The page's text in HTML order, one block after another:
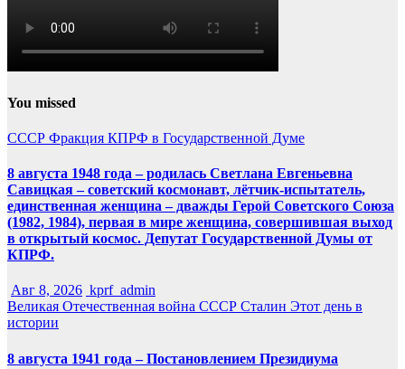
You missed
СССР Фракция КПРФ в Государственной Думе
8 августа 1948 года – родилась Светлана Евгеньевна
Савицкая – советский космонавт, лётчик-испытатель,
единственная женщина – дважды Герой Советского Союза
(1982, 1984), первая в мире женщина, совершившая выход
в открытый космос. Депутат Государственной Думы от
КПРФ.
Авг 8, 2026 kprf_admin
Великая Отечественная война СССР Сталин Этот день в
истории
8 августа 1941 года – Постановлением Президиума